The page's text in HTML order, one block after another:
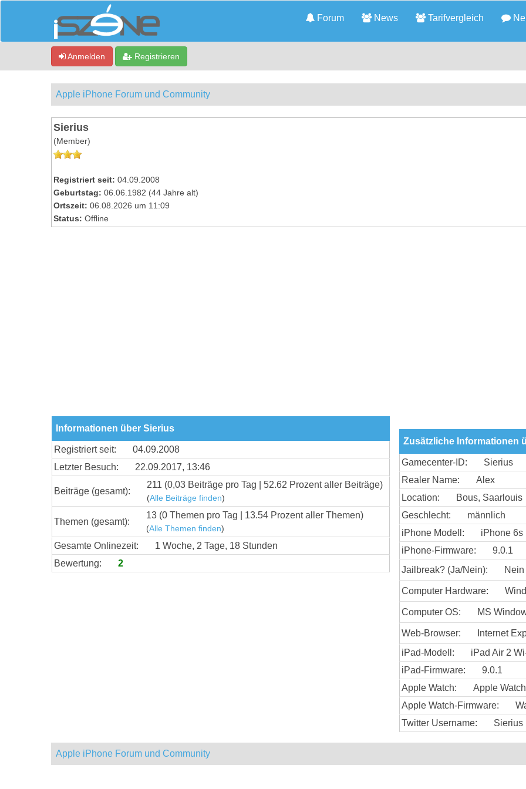
Forum News Tarifvergleich
Anmelden Registrieren
Apple iPhone Forum und Community
Sierius
(Member)
Registriert seit: 04.09.2008
Geburtstag: 06.06.1982 (44 Jahre alt)
Ortszeit: 06.08.2026 um 11:09
Status: Offline
Informationen über Sierius
Registriert seit:
04.09.2008
Letzter Besuch:
22.09.2017, 13:46
Beiträge (gesamt):
211 (0,03 Beiträge pro Tag | 52.62 Prozent aller Beiträge)
(Alle Beiträge finden)
Themen (gesamt):
13 (0 Themen pro Tag | 13.54 Prozent aller Themen)
(Alle Themen finden)
Gesamte Onlinezeit:
1 Woche, 2 Tage, 18 Stunden
Bewertung:
2
Zusätzliche Informationen
Gamecenter-ID:
Sierius
Realer Name:
Alex
Location:
Bous, Saarlouis
Geschlecht:
männlich
iPhone Modell:
iPhone 6s
iPhone-Firmware:
9.0.1
Jailbreak? (Ja/Nein):
Nein
Computer Hardware:
Computer OS: MS
Web-Browser:
Internet
iPad-Modell:
iPad Air 2
iPad-Firmware:
9.0.1
Apple Watch:
Apple
Apple Watch-Firmware:
Twitter Username:
Sierius
Apple iPhone Forum und Community